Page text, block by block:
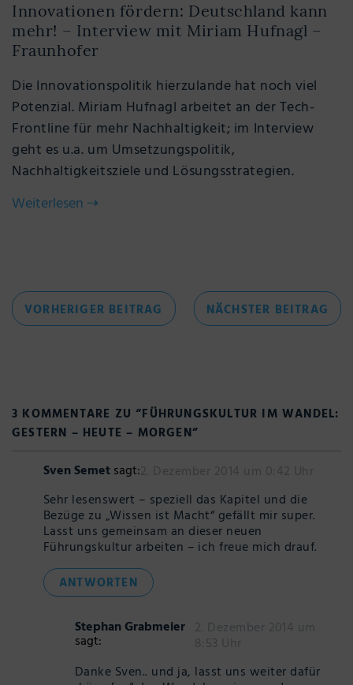
Innovationen fördern: Deutschland kann
mehr! – Interview mit Miriam Hufnagl –
Fraunhofer
Die Innovationspolitik hierzulande hat noch viel
Potenzial. Miriam Hufnagl arbeitet an der Tech-
Frontline für mehr Nachhaltigkeit; im Interview
geht es u.a. um Umsetzungspolitik,
Nachhaltigkeitsziele und Lösungsstrategien.
Weiterlesen ⇢
Beitragsnavigation
VORHERIGER BEITRAG VORHERIGER
BEITRAG
NÄCHSTER BEITRAG
3 KOMMENTARE ZU “FÜHRUNGSKULTUR IM WANDEL:
GESTERN – HEUTE – MORGEN”
Sven Semetsagt:2. Dezember 2014 um 0:42 Uhr
Sehr lesenswert – speziell das Kapitel und die
Bezüge zu „Wissen ist Macht“ gefällt mir super.
Lasst uns gemeinsam an dieser neuen
Führungskultur arbeiten – ich freue mich drauf.
ANTWORTEN
Stephan Grabmeier
sagt:
2. Dezember 2014 um
8:53 Uhr
Danke Sven.. und ja, lasst uns weiter dafür